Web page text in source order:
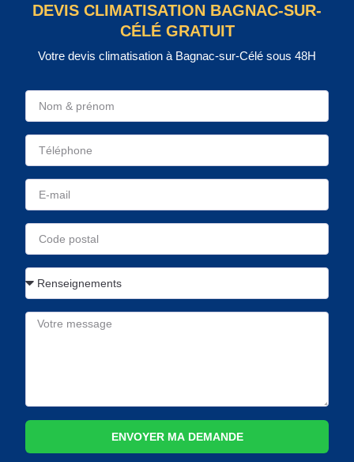
DEVIS CLIMATISATION BAGNAC-SUR-
CÉLÉ GRATUIT
Votre devis climatisation à Bagnac-sur-Célé sous 48H
ENVOYER MA DEMANDE